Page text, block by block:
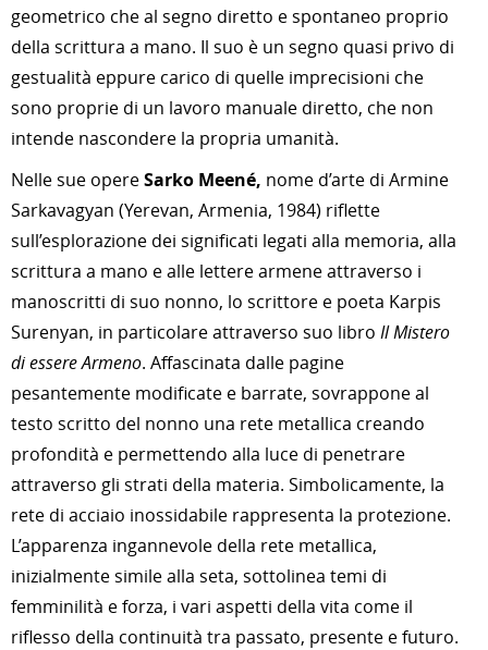
geometrico che al segno diretto e spontaneo proprio
della scrittura a mano. Il suo è un segno quasi privo di
gestualità eppure carico di quelle imprecisioni che
sono proprie di un lavoro manuale diretto, che non
intende nascondere la propria umanità.
Nelle sue opereSarko Meené, nome d’arte di Armine
Sarkavagyan (Yerevan, Armenia, 1984) riflette
sull’esplorazione dei significati legati alla memoria, alla
scrittura a mano e alle lettere armene attraverso i
manoscritti di suo nonno, lo scrittore e poeta Karpis
Surenyan, in particolare attraverso suo libro Il Mistero
di essere Armeno. Affascinata dalle pagine
pesantemente modificate e barrate, sovrappone al
testo scritto del nonno una rete metallica creando
profondità e permettendo alla luce di penetrare
attraverso gli strati della materia. Simbolicamente, la
rete di acciaio inossidabile rappresenta la protezione.
L’apparenza ingannevole della rete metallica,
inizialmente simile alla seta, sottolinea temi di
femminilità e forza, i vari aspetti della vita come il
riflesso della continuità tra passato, presente e futuro.